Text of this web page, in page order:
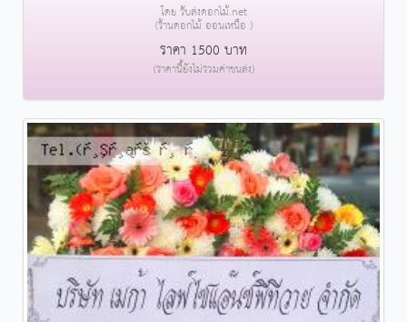
โดย รับส่งดอกไม้.net
(ร้านดอกไม้ ออนเหนือ )
ราคา 1500 บาท
(ราคานี้ยังไม่รวมค่าขนส่ง)